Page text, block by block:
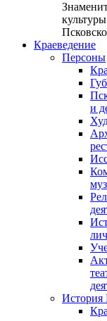
Краеведение
Персоны
и
История